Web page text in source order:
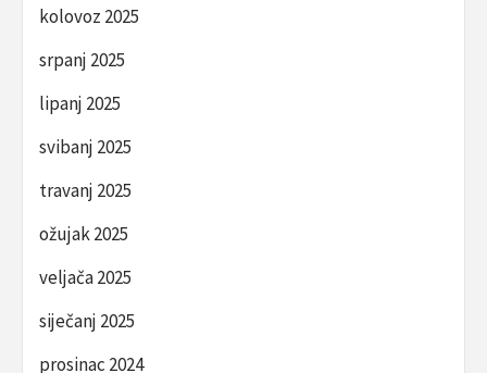
kolovoz 2025
srpanj 2025
lipanj 2025
svibanj 2025
travanj 2025
ožujak 2025
veljača 2025
siječanj 2025
prosinac 2024